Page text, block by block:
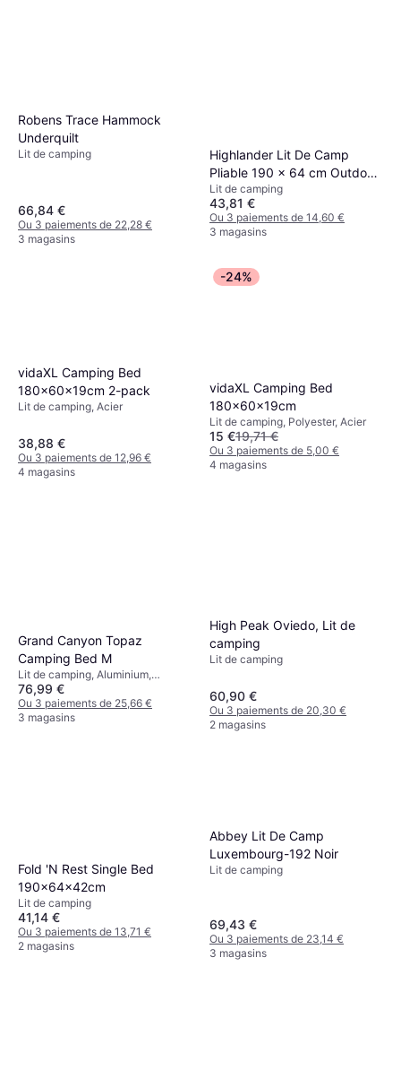
Robens Trace Hammock
Underquilt
Lit de camping
66,84 €
Ou 3 paiements de 22,28 €
3 magasins
Highlander Lit De Camp
Pliable 190 x 64 cm Outdoor
Olive
Lit de camping
43,81 €
Ou 3 paiements de 14,60 €
3 magasins
vidaXL Camping Bed
180x60x19cm 2-pack
Lit de camping, Acier
38,88 €
Ou 3 paiements de 12,96 €
4 magasins
-24%
vidaXL Camping Bed
180x60x19cm
Lit de camping, Polyester, Acier
15 €19,71 €
Ou 3 paiements de 5,00 €
4 magasins
Grand Canyon Topaz
Camping Bed M
Lit de camping, Aluminium,
Polyester
76,99 €
Ou 3 paiements de 25,66 €
3 magasins
High Peak Oviedo, Lit de
camping
Lit de camping
60,90 €
Ou 3 paiements de 20,30 €
2 magasins
Fold 'N Rest Single Bed
190x64x42cm
Lit de camping
41,14 €
Ou 3 paiements de 13,71 €
2 magasins
Abbey Lit De Camp
Luxembourg-192 Noir
Lit de camping
69,43 €
Ou 3 paiements de 23,14 €
3 magasins